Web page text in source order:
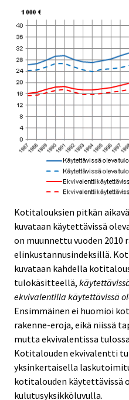
Kotitalouksien pitkän
kuvataan käytettävissä
on muunnettu vuoden 2010
elinkustannusindeksillä.
kuvataan kahdella
tulokäsitteellä,
ekvivalentilla käytettävissä
Ensimmäinen ei huomioi
rakenne-eroja, eikä niissä
mutta ekvivalentissa
Kotitalouden ekvivalentti
yksinkertaisella
kotitalouden käytettävissä
kulutusyksikköluvulla.